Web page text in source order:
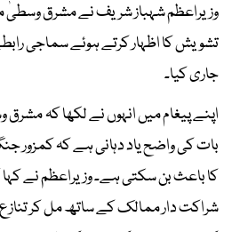
وزیراعظم شہباز شریف نے مشرق وسطیٰ
تشویش کا اظہار کرتے ہوئے سماجی
جاری کیا۔
اپنے پیغام میں انہوں نے لکھا کہ
بات کی واضح یاد دہانی ہے کہ کمزور
کا باعث بن سکتی ہے۔ وزیراعظم نے کہا
شراکت دار ممالک کے ساتھ مل کر